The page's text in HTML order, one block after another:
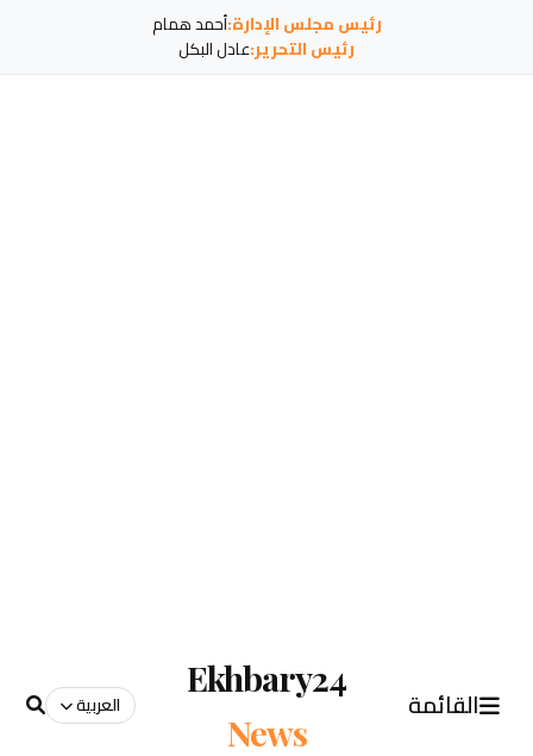
رئيس مجلس الإدارة:أحمد همام
رئيس التحرير:عادل البكل
القائمة
Ekhbary24
News
العربية